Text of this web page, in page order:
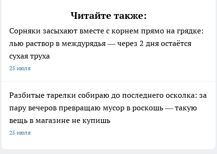
Читайте также:
Сорняки засыхают вместе с корнем прямо на грядке:
лью раствор в междурядья — через 2 дня остаётся
сухая труха
25 июля
Разбитые тарелки собираю до последнего осколка: за
пару вечеров превращаю мусор в роскошь — такую
вещь в магазине не купишь
25 июля